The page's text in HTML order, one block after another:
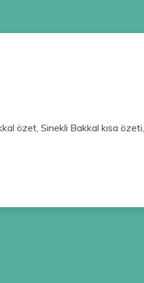
özet, Sinekli Bakkal kısa özeti,